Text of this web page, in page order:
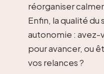
réorganiser
Enfin, la qualité
autonomie : avez-
pour avancer, ou
vos relances ?